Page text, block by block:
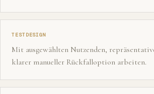
TESTDESIGN
Mit ausgewählten Nutzenden,
klarer manueller Rückfalloption arbeiten.